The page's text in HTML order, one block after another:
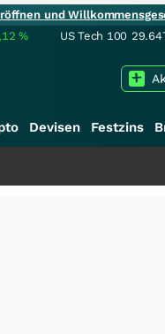
und
% US Tech 100
Devisen Festzins